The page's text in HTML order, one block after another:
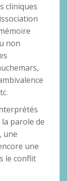
cliniques
non
parole de
une
une
le conflit